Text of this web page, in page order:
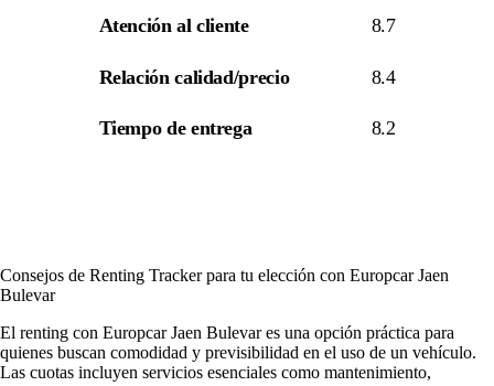
Atención al cliente 8.7
Relación calidad/precio 8.4
Tiempo de entrega 8.2
Consejos de Renting Tracker para tu elección con Europcar Jaen
Bulevar
El renting con Europcar Jaen Bulevar es una opción práctica para
quienes buscan comodidad y previsibilidad en el uso de un vehículo.
Las cuotas incluyen servicios esenciales como mantenimiento,